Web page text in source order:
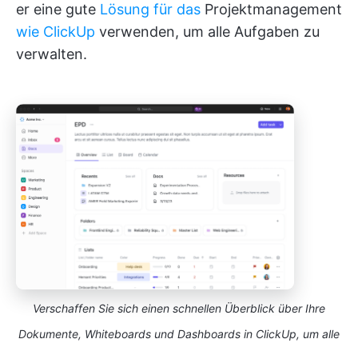
er eine gute Lösung für das Projektmanagement
wie ClickUp verwenden, um alle Aufgaben zu
verwalten.
Verschaffen Sie sich einen schnellen Überblick über Ihre
Dokumente, Whiteboards und Dashboards in ClickUp, um alle